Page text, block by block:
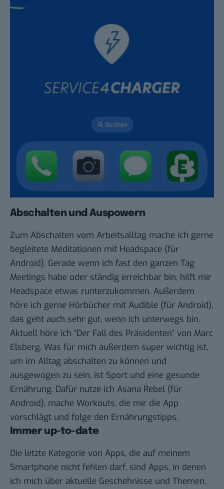
Abschalten und Auspowern
Zum Abschalten vom Arbeitsalltag mache ich gerne
begleitete Meditationen mit Headspace (für
Android). Gerade wenn ich fast den ganzen Tag
Meetings habe oder ständig erreichbar bin, hilft mir
Headspace etwas runterzukommen. Außerdem
höre ich gerne Hörbücher mit Audible (für Android),
das geht auch sehr gut, wenn ich unterwegs bin.
Aktuell höre ich “Der Fall des Präsidenten” von Marc
Elsberg. Was für mich außerdem super wichtig ist,
um im Alltag abschalten zu können und
ausgewogen zu sein, ist Sport und eine gesunde
Ernährung. Dafür nutze ich Asana Rebel (für
Android), mache Workouts, die mir die App
vorschlägt und folge den Ernährungstipps.
Immer up-to-date
Die letzte Kategorie von Apps, die auf meinem
Smartphone nicht fehlen darf, sind Apps, in denen
ich mich über aktuelle Geschehnisse und Themen,